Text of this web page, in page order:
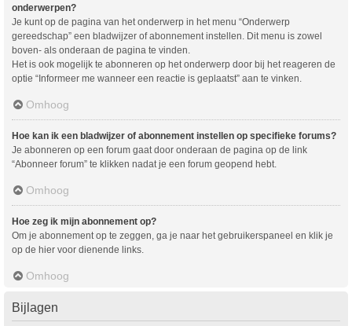
onderwerpen?
Je kunt op de pagina van het onderwerp in het menu “Onderwerp
gereedschap” een bladwijzer of abonnement instellen. Dit menu is zowel
boven- als onderaan de pagina te vinden.
Het is ook mogelijk te abonneren op het onderwerp door bij het reageren de
optie “Informeer me wanneer een reactie is geplaatst” aan te vinken.
Omhoog
Hoe kan ik een bladwijzer of abonnement instellen op specifieke forums?
Je abonneren op een forum gaat door onderaan de pagina op de link
“Abonneer forum” te klikken nadat je een forum geopend hebt.
Omhoog
Hoe zeg ik mijn abonnement op?
Om je abonnement op te zeggen, ga je naar het gebruikerspaneel en klik je
op de hier voor dienende links.
Omhoog
Bijlagen